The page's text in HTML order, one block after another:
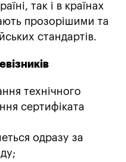
так і в країнах
прозорішими та
стандартів.
технічного
сертифіката
одразу за